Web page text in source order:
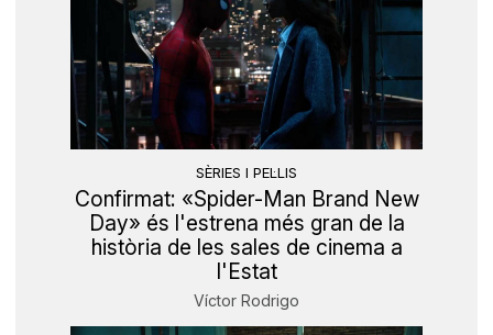
SÈRIES I PEL·LIS
Confirmat: «Spider-Man Brand New
Day» és l'estrena més gran de la
història de les sales de cinema a
l'Estat
Víctor Rodrigo